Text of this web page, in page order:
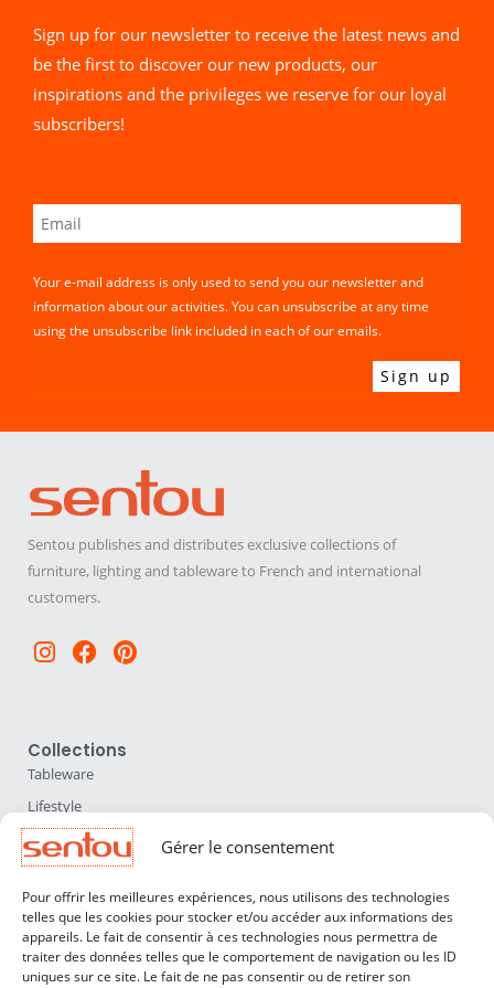
Gérer le consentement
Pour offrir les meilleures expériences, nous utilisons des technologies
telles que les cookies pour stocker et/ou accéder aux informations des
appareils. Le fait de consentir à ces technologies nous permettra de
traiter des données telles que le comportement de navigation ou les ID
uniques sur ce site. Le fait de ne pas consentir ou de retirer son
Sign up for our newsletter to receive the latest news and
be the first to discover our new products, our
inspirations and the privileges we reserve for our loyal
subscribers!
Your e-mail address is only used to send you our newsletter and
information about our activities. You can unsubscribe at any time
using the unsubscribe link included in each of our emails.
Sentou publishes and distributes exclusive collections of
furniture, lighting and tableware to French and international
customers.
Instagram
Facebook
Pinterest
Collections
Tableware
Lifestyle
Home Accessories
Lighting
Furniture
Sentou
About us